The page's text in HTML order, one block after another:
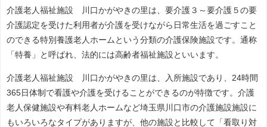
介護老人福祉施設 川口かがやきの里は、要介護３～要介護５の要
介護認定を受けた利用者が介護を受けながら日常生活を過ごすこと
のできる特別養護老人ホームという分類の介護保険施設です。通称
「特養」と呼ばれ、法的には高齢者福祉施設といいます。
介護老人福祉施設 川口かがやきの里は、入所施設であり、24時間
365日体制で看護や介護を受けることができるのが特徴です。介護
老人保健施設や有料老人ホームなど埼玉県川口市の介護施設施設に
もいろいろなタイプがありますが、他の施設と比較して「看取り対